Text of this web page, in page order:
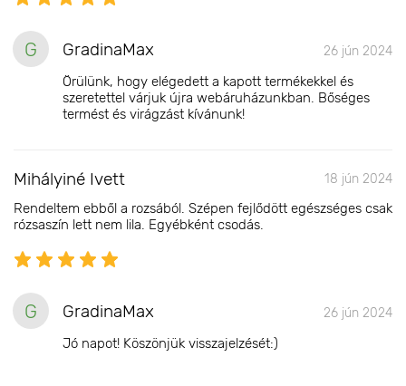
G GradinaMax 26 jún 2024
Örülünk, hogy elégedett a kapott termékekkel és
szeretettel várjuk újra webáruházunkban. Bőséges
termést és virágzást kívánunk!
Mihályiné Ivett 18 jún 2024
Rendeltem ebből a rozsából. Szépen fejlődött egészséges csak
rózsaszín lett nem lila. Egyébként csodás.
G GradinaMax 26 jún 2024
Jó napot! Köszönjük visszajelzését:)